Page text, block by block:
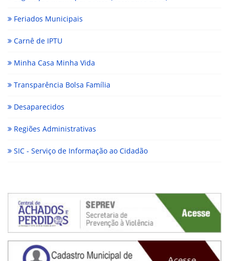
Feriados Municipais
Carnê de IPTU
Minha Casa Minha Vida
Transparência Bolsa Família
Desaparecidos
Regiões Administrativas
SIC - Serviço de Informação ao Cidadão